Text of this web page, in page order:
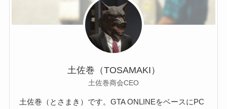
土佐巻（TOSAMAKI）
土佐巻商会CEO
土佐巻（とさまき）です。GTA ONLINEをベースにPC